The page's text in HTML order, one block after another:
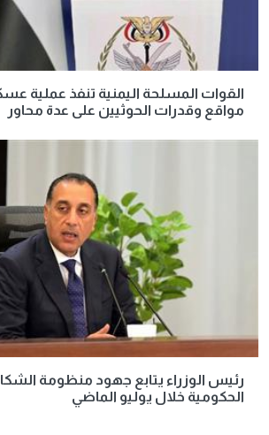
القوات المسلحة اليمنية تنفذ عملية
مواقع وقدرات الحوثيين على عدة محاور
رئيس الوزراء يتابع جهود منظومة
الحكومية خلال يوليو الماضي